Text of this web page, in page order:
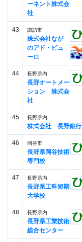
ーネント株式会
社
43 諏訪市
株式会社なが
のアド・ビュ
ーロ
44 長野県内
長野オートメー
ション 株式会
社
45 長野県内
株式会社 長野銀行
46 岡谷市
長野県岡谷技術
専門校
47 長野県内
長野県工科短期
大学校
48 長野県内
長野県工業技術
総合センター